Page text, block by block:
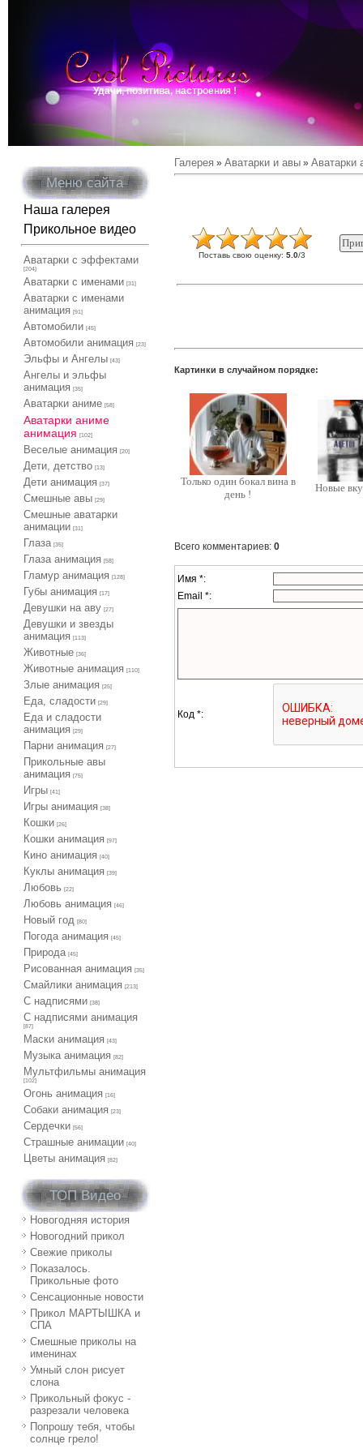
Удачи, позитива, настроения !
Меню сайта
Наша галерея
Прикольное видео
Аватарки с эффектами
[204]
Аватарки с именами [31]
Аватарки с именами
анимация
[91]
Автомобили [45]
Автомобили анимация [23]
Эльфы и Ангелы [43]
Ангелы и эльфы
анимация
[35]
Аватарки аниме [58]
Аватарки аниме
анимация
[102]
Веселые анимация [20]
Дети, детство [13]
Дети анимация [37]
Cмешные авы [29]
Cмешные аватарки
анимации
[31]
Глаза [35]
Глаза анимация [58]
Гламур анимация [128]
Губы анимация [17]
Девушки на аву [27]
Девушки и звезды
анимация
[113]
Животные [36]
Животные анимация [110]
Злые анимация [25]
Еда, сладости [29]
Еда и сладости
анимация
[29]
Парни анимация [27]
Прикольные авы
анимация
[75]
Игры [41]
Игры анимация [38]
Кошки [26]
Кошки анимация [97]
Кино анимация [40]
Куклы анимация [39]
Любовь [22]
Любовь анимация [46]
Новый год [80]
Погода анимация [45]
Природа [45]
Рисованная анимация [35]
Смайлики анимация [213]
С надписями [38]
С надписями анимация
[87]
Маски анимация [43]
Музыка анимация [82]
Мультфильмы анимация
[102]
Огонь анимация [16]
Собаки анимация [23]
Сердечки [56]
Страшные анимации [40]
Цветы анимация [82]
ТОП Видео
Новогодняя история
Новогодний прикол
Свежие приколы
Показалось.
Прикольные фото
Сенсационные новости
Прикол МАРТЫШКА и
СПА
Смешные приколы на
именинах
Умный слон рисует
слона
Прикольный фокус -
разрезали человека
Попрошу тебя, чтобы
солнце грело!
Галерея » Аватарки и авы» Аватарки
Поставь свою оценку: 5.0/3
Картинки в случайном порядке:
Только один бокал вина в
день !
Новые
Всего комментариев: 0
Имя *:
Email *:
Код *: